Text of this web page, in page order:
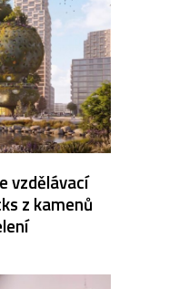
vzdělávací
z kamenů